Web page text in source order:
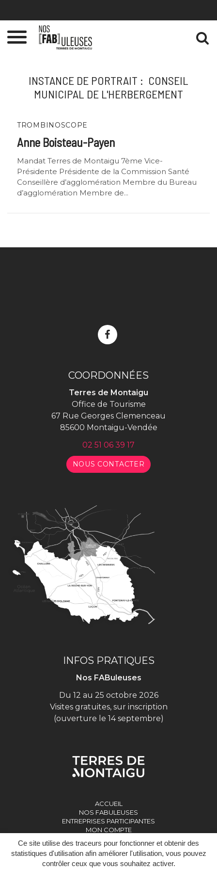
Ce site utilise des traceurs pour fonctionner et obtenir des
statistiques d'utilisation afin améliorer l'utilisation, vous pouvez
contrôler ceux que vous souhaitez activer.
Toggle
INSTANCE DE PORTRAIT : CONSEIL
MUNICIPAL DE L'HERBERGEMENT
TROMBINOSCOPE
Anne Boisteau-Payen
Mandat Terres de Montaigu 7ème Vice-
Présidente Présidente de la Commission Santé
Conseillère d’agglomération Membre du Bureau
d’agglomération Membre de...
Lien
compte
Facebook
COORDONNÉES
Terres de Montaigu
Office de Tourisme
67 Rue Georges Clemenceau
85600 Montaigu-Vendée
02 51 06 39 17
NOUS CONTACTER
INFOS PRATIQUES
Nos FABuleuses
Du 12 au 25 octobre 2026
Visites gratuites, sur inscription
(ouverture le 14 septembre)
ACCUEIL
NOS FABULEUSES
ENTREPRISES PARTICIPANTES
MON COMPTE